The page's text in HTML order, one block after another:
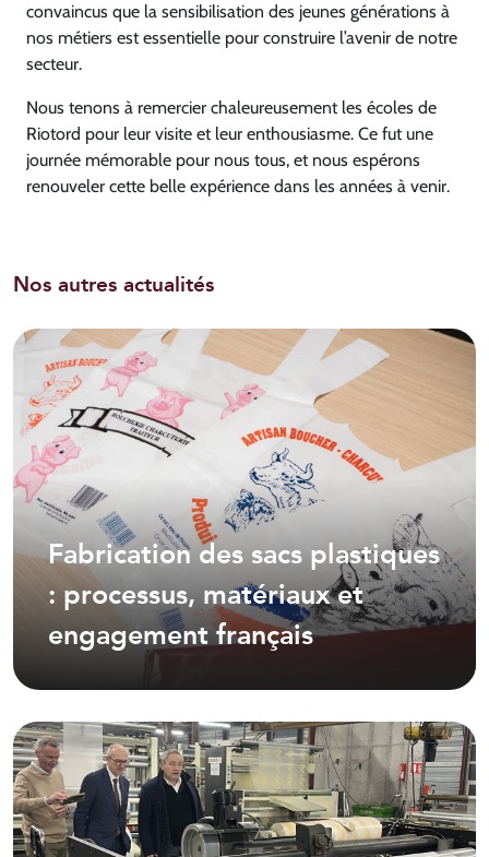
convaincus que la sensibilisation des jeunes générations à
nos métiers est essentielle pour construire l’avenir de notre
secteur.
Nous tenons à remercier chaleureusement les écoles de
Riotord pour leur visite et leur enthousiasme. Ce fut une
journée mémorable pour nous tous, et nous espérons
renouveler cette belle expérience dans les années à venir.
Nos autres actualités
Fabrication des sacs plastiques
: processus, matériaux et
engagement français